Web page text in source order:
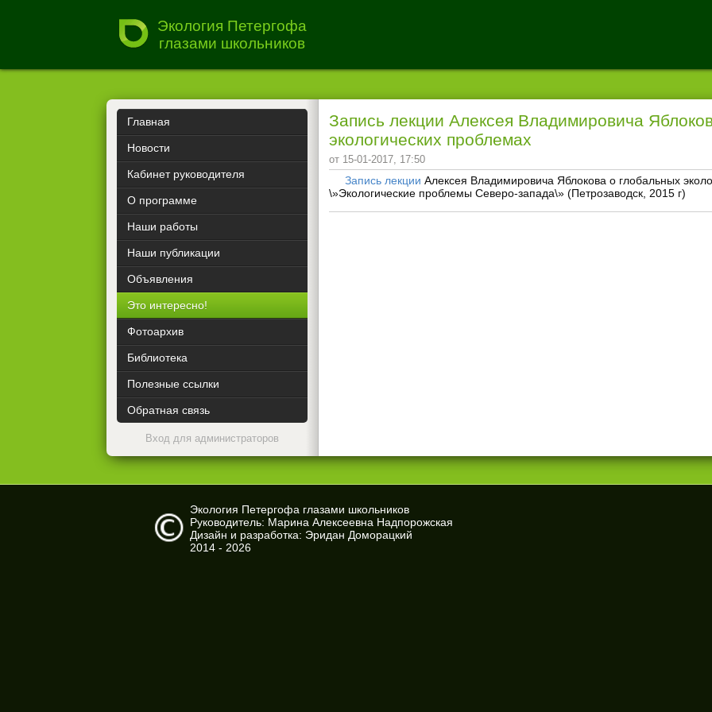
Экология Петергофа
глазами школьников
Главная
Новости
Кабинет руководителя
О программе
Наши работы
Наши публикации
Объявления
Это интересно!
Фотоархив
Библиотека
Полезные ссылки
Обратная связь
Вход для администраторов
Запись лекции Алексея Владимировича
экологических проблемах
от 15-01-2017, 17:50
Запись лекции Алексея Владимировича Яблокова о глобальных
\»Экологические проблемы Северо-запада\» (Петрозаводск, 2015 г)
Экология Петергофа глазами школьников
Руководитель: Марина Алексеевна Надпорожская
Дизайн и разработка: Эридан Доморацкий
2014 - 2026